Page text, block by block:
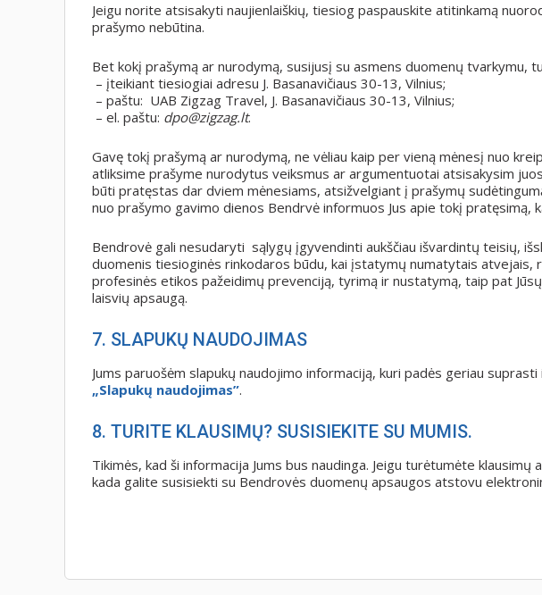
Jeigu norite atsisakyti naujienlaiškių, tiesiog paspauskite atitinkamą
prašymo nebūtina.
Bet kokį prašymą ar nurodymą, susijusį su asmens duomenų tvarkymu,
– įteikiant tiesiogiai adresu J. Basanavičiaus 30-13, Vilnius;
– paštu: UAB Zigzag Travel, J. Basanavičiaus 30-13, Vilnius;
– el. paštu: dpo@zigzag.lt.
Gavę tokį prašymą ar nurodymą, ne vėliau kaip per vieną mėnesį nuo
atliksime prašyme nurodytus veiksmus ar argumentuotai atsisakysim
būti pratęstas dar dviem mėnesiams, atsižvelgiant į prašymų
nuo prašymo gavimo dienos Bendrvė informuos Jus apie tokį pratęsimą,
Bendrovė gali nesudaryti sąlygų įgyvendinti aukščiau išvardintų teisių,
duomenis tiesioginės rinkodaros būdu, kai įstatymų numatytais atvejais,
profesinės etikos pažeidimų prevenciją, tyrimą ir nustatymą, taip pat
laisvių apsaugą.
7. SLAPUKŲ NAUDOJIMAS
Jums paruošėm slapukų naudojimo informaciją, kuri padės geriau
„Slapukų naudojimas”.
8. TURITE KLAUSIMŲ? SUSISIEKITE SU MUMIS.
Tikimės, kad ši informacija Jums bus naudinga. Jeigu turėtumėte
kada galite susisiekti su Bendrovės duomenų apsaugos atstovu